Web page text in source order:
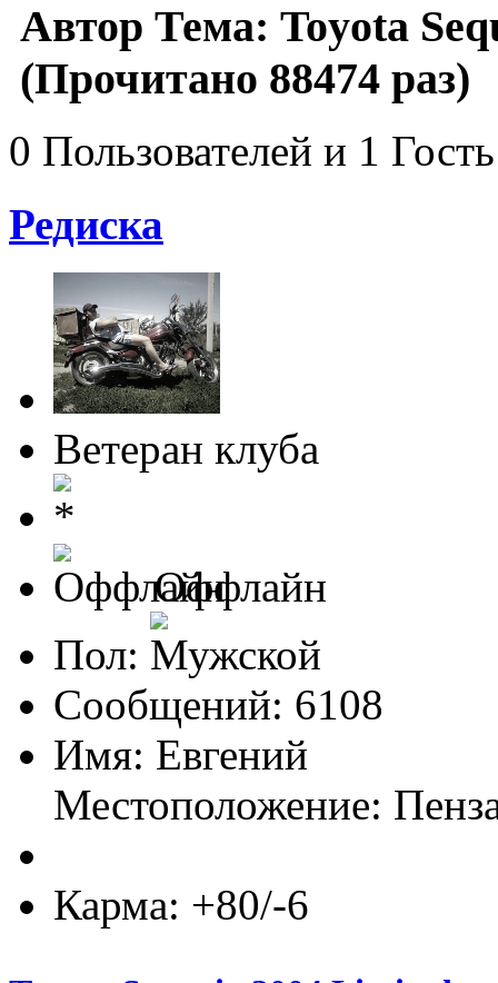
Автор Тема: Toyota
(Прочитано 88474 раз)
0 Пользователей и 1
Редиска
Ветеран клуба
Оффлайн
Пол:
Сообщений: 6108
Имя: Евгений
Местоположение:
Карма: +80/-6